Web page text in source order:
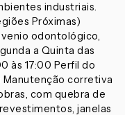
industriais.
Próximas)
odontológico,
a Quinta das
às 17:00 Perfil do
corretiva
com quebra de
janelas